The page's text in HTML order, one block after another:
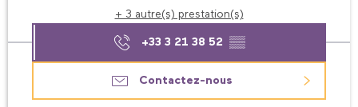
+ 3 autre(s) prestation(s)
+33 3 21 38 52 ▒▒
Contactez-nous